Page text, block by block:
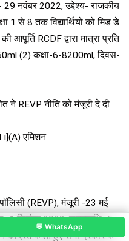
29 नवंबर 2022, उद्देश्य- राजकीय
1 से 8 तक विद्यार्थियो को मिड डे
आपूर्ति RCDF द्वारा मात्रा प्रति
(2) कक्षा-6-8200ml, दिवस-
ने REVP नीति को मंजूरी दे दी
एमिशन
(REVP), मंजूरी -23 मई
1 सितंबर 2022, समयावधि- 5
केंद्रित करते हुए सभी प्रकार के
💬 WhatsApp